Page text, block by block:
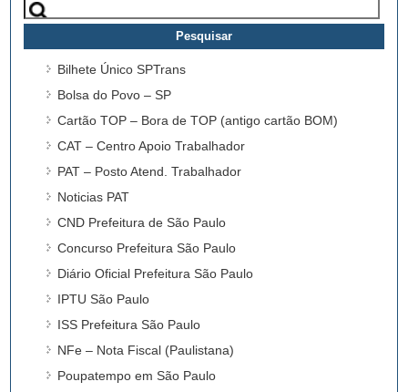
por:
Bilhete Único SPTrans
Bolsa do Povo – SP
Cartão TOP – Bora de TOP (antigo cartão BOM)
CAT – Centro Apoio Trabalhador
PAT – Posto Atend. Trabalhador
Noticias PAT
CND Prefeitura de São Paulo
Concurso Prefeitura São Paulo
Diário Oficial Prefeitura São Paulo
IPTU São Paulo
ISS Prefeitura São Paulo
NFe – Nota Fiscal (Paulistana)
Poupatempo em São Paulo